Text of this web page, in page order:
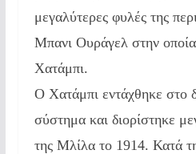
μεγαλύτερες φυλές της
Μπανι Ουράγελ στην
Χατάμπι.
Ο Χατάμπι εντάχθηκε στο
σύστημα και διορίστηκε
της Μλίλα το 1914. Κατά τη